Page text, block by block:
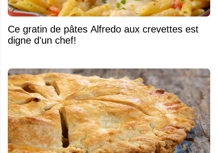
Ce gratin de pâtes Alfredo aux crevettes est
digne d'un chef!